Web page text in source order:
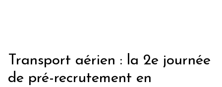
Transport aérien : la 2e journée
de pré-recrutement en